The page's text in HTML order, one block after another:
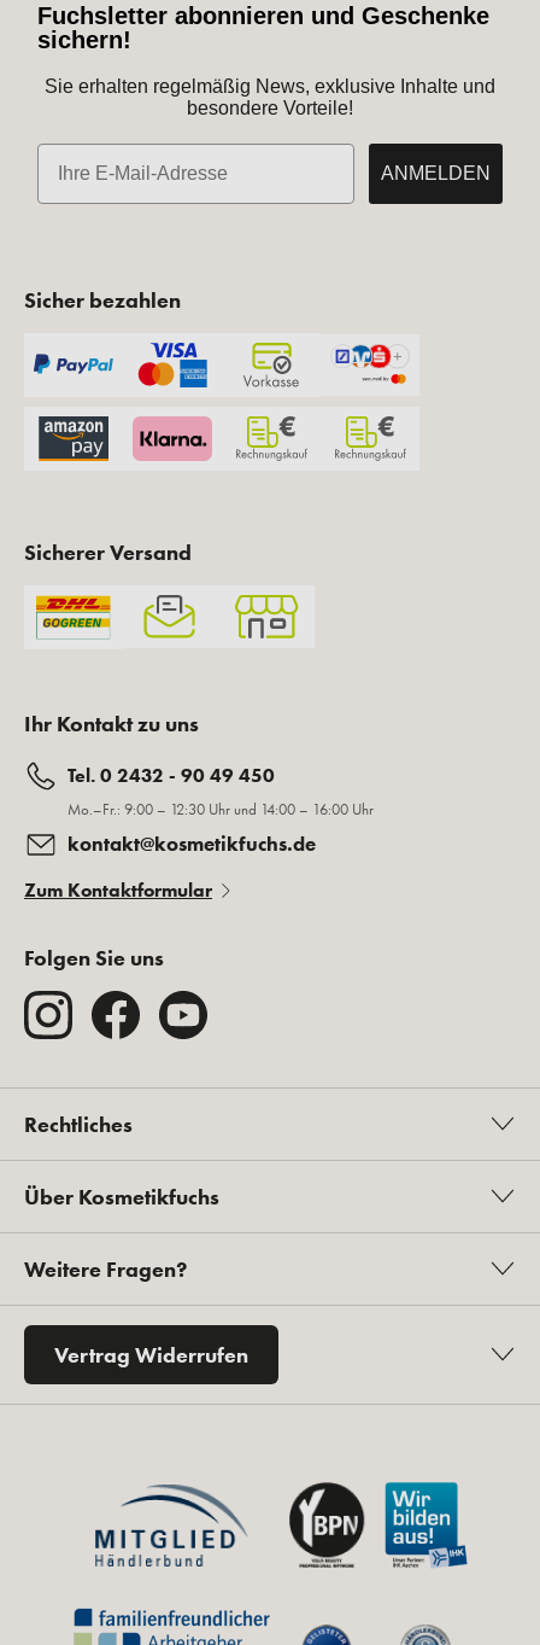
Fuchsletter abonnieren und Geschenke
sichern!
Sie erhalten regelmäßig News, exklusive Inhalte und
besondere Vorteile!
E-Mail
ANMELDEN
Sicher bezahlen
Sicherer Versand
Ihr Kontakt zu uns
Tel. 0 2432 - 90 49 450
Mo.–Fr.: 9:00 – 12:30 Uhr und 14:00 – 16:00 Uhr
kontakt@kosmetikfuchs.de
Zum Kontaktformular
Folgen Sie uns
Rechtliches
Über Kosmetikfuchs
Weitere Fragen?
Vertrag Widerrufen